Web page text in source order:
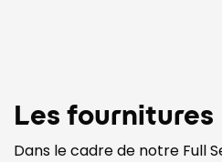
Les fournitures
Dans le cadre de notre Full